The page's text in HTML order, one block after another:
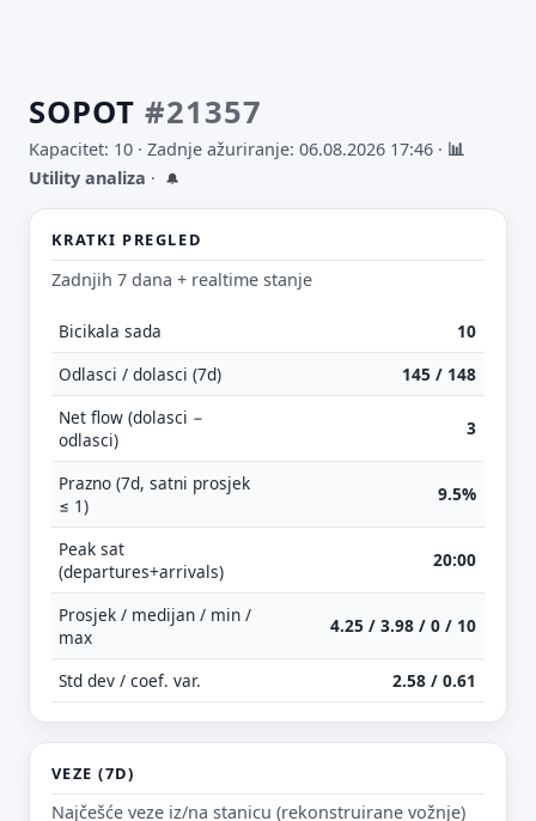
SOPOT#21357
Kapacitet: 10 · Zadnje ažuriranje: 06.08.2026 17:46 · 📊
Utility analiza · 🔔
KRATKI PREGLED
Zadnjih 7 dana + realtime stanje
Bicikala sada
10
Odlasci / dolasci (7d)
145 / 148
Net flow (dolasci −
odlasci)
3
Prazno (7d, satni prosjek
≤ 1)
9.5%
Peak sat
(departures+arrivals)
20:00
Prosjek / medijan / min /
max
4.25 / 3.98 / 0 / 10
Std dev / coef. var. 2.58 / 0.61
VEZE (7D)
Najčešće veze iz/na stanicu (rekonstruirane vožnje)